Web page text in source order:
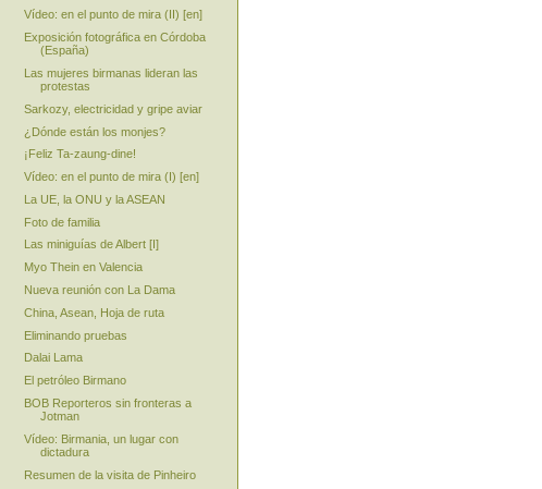
Vídeo: en el punto de mira (II) [en]
Exposición fotográfica en Córdoba
(España)
Las mujeres birmanas lideran las
protestas
Sarkozy, electricidad y gripe aviar
¿Dónde están los monjes?
¡Feliz Ta-zaung-dine!
Vídeo: en el punto de mira (I) [en]
La UE, la ONU y la ASEAN
Foto de familia
Las miniguías de Albert [I]
Myo Thein en Valencia
Nueva reunión con La Dama
China, Asean, Hoja de ruta
Eliminando pruebas
Dalai Lama
El petróleo Birmano
BOB Reporteros sin fronteras a
Jotman
Vídeo: Birmania, un lugar con
dictadura
Resumen de la visita de Pinheiro